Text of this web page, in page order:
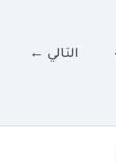
التالي ←